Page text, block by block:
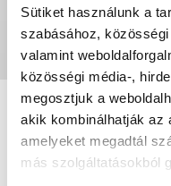
Sütiket használunk a
szabásához,
valamint
közösségi média-,
megosztjuk a
akik kombinálhatják az
amelyeket megadtál
más szolgáltatásokból